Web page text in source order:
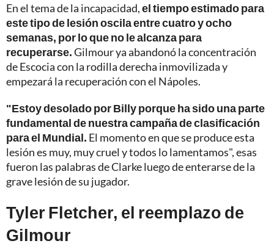
En el tema de la incapacidad,el tiempo estimado para
este tipo de lesión oscila entre cuatro y ocho
semanas, por lo que no le alcanza para
recuperarse.Gilmour ya abandonó la concentración
de Escocia con la rodilla derecha inmovilizada y
empezará la recuperación con el Nápoles.
"Estoy desolado por Billy porque ha sido una parte
fundamental de nuestra campaña de clasificación
para el Mundial. El momento en que se produce esta
lesión es muy, muy cruel y todos lo lamentamos", esas
fueron las palabras de Clarke luego de enterarse de la
grave lesión de su jugador.
Tyler Fletcher, el reemplazo de
Gilmour